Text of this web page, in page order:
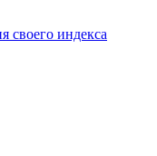
своего индекса